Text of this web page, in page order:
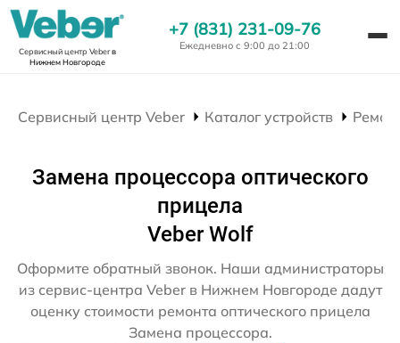
Сервисный центр Veberв
Нижнем Новгороде
+7 (831) 231-09-76
Ежедневно с 9:00 до 21:00
Сервисный центр Veber Каталог устройств
Замена процессора оптического
прицела
Veber Wolf
Оформите обратный звонок. Наши администраторы
из сервис-центра Veber в Нижнем Новгороде дадут
оценку стоимости ремонта оптического прицела
Замена процессора.